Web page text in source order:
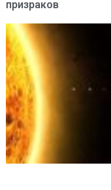
призраков